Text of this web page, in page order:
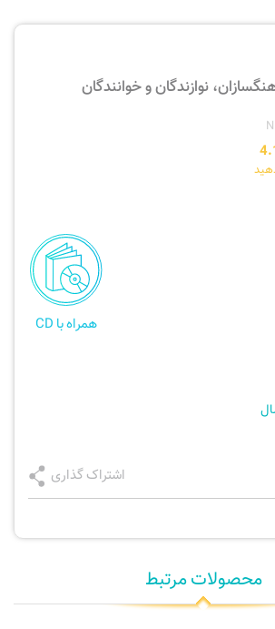
نی، فلوت، سازهای بادی
تئوری، هارمونی، فرم، تاریخ
ارسال سفارش
پیگیری سفارشنوازندگان و خوانندگان
همراه با CD
اشتراک گذاری
محصولات مرتبط